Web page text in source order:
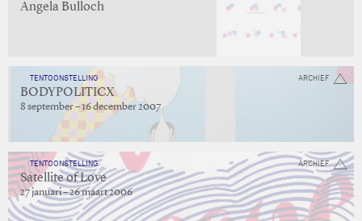
Angela Bulloch
ARCHIEF
TENTOONSTELLING
BODYPOLITICX
8 september – 16 december 2007
ARCHIEF
TENTOONSTELLING
Satellite of Love
27 januari – 26 maart 2006